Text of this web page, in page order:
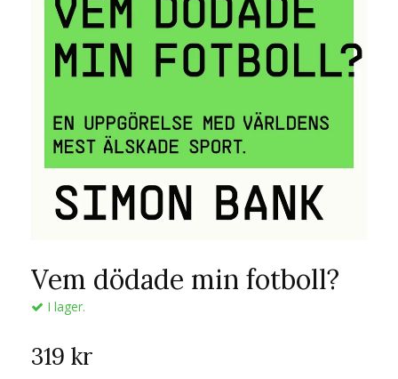
Vem dödade min fotboll?
I lager.
319 kr